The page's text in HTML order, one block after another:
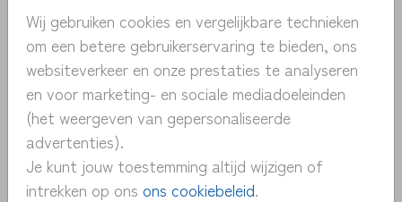
Wij gebruiken cookies en vergelijkbare technieken
om een betere gebruikerservaring te bieden, ons
websiteverkeer en onze prestaties te analyseren
en voor marketing- en sociale mediadoeleinden
(het weergeven van gepersonaliseerde
advertenties).
Je kunt jouw toestemming altijd wijzigen of
intrekken op ons ons cookiebeleid.
lief geboortekaartje met hartjes-regenboog. De
waterverf hartjes komen het mooist tot zijn recht
op structuurpapier. De pastelkleuren maken het
kaartje lief en zacht. Pas het kaartje eenvoudig
zelf aan en bestel een proefdruk voor maar 1 euro.
Toon meer
COLLECTIE
meisje